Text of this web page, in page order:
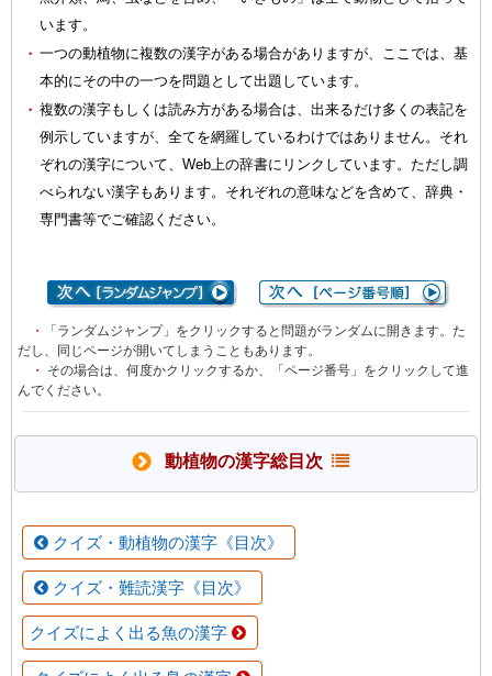
います。
・ 一つの動植物に複数の漢字がある場合がありますが、ここでは、基
本的にその中の一つを問題として出題しています。
・ 複数の漢字もしくは読み方がある場合は、出来るだけ多くの表記を
例示していますが、全てを網羅しているわけではありません。それ
ぞれの漢字について、Web上の辞書にリンクしています。ただし調
べられない漢字もあります。それぞれの意味などを含めて、辞典・
専門書等でご確認ください。
・
「ランダムジャンプ」をクリックすると問題がランダムに開きます。た
だし、同じページが開いてしまうこともあります。
・
その場合は、何度かクリックするか、「ページ番号」をクリックして進
んでください。
動植物の漢字総目次
クイズ・動植物の漢字《目次》
クイズ・難読漢字《目次》
クイズによく出る魚の漢字